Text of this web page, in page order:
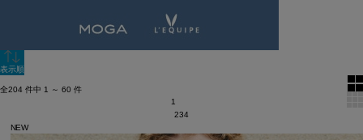
表示順
全204 件中 1 ～ 60 件
1
234
NEW